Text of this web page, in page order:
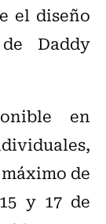
el diseño
Daddy
en
de
y 17 de